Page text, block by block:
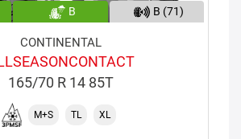
B B (71)
CONTINENTAL
165/70 R 14 85T
M+S TL XL